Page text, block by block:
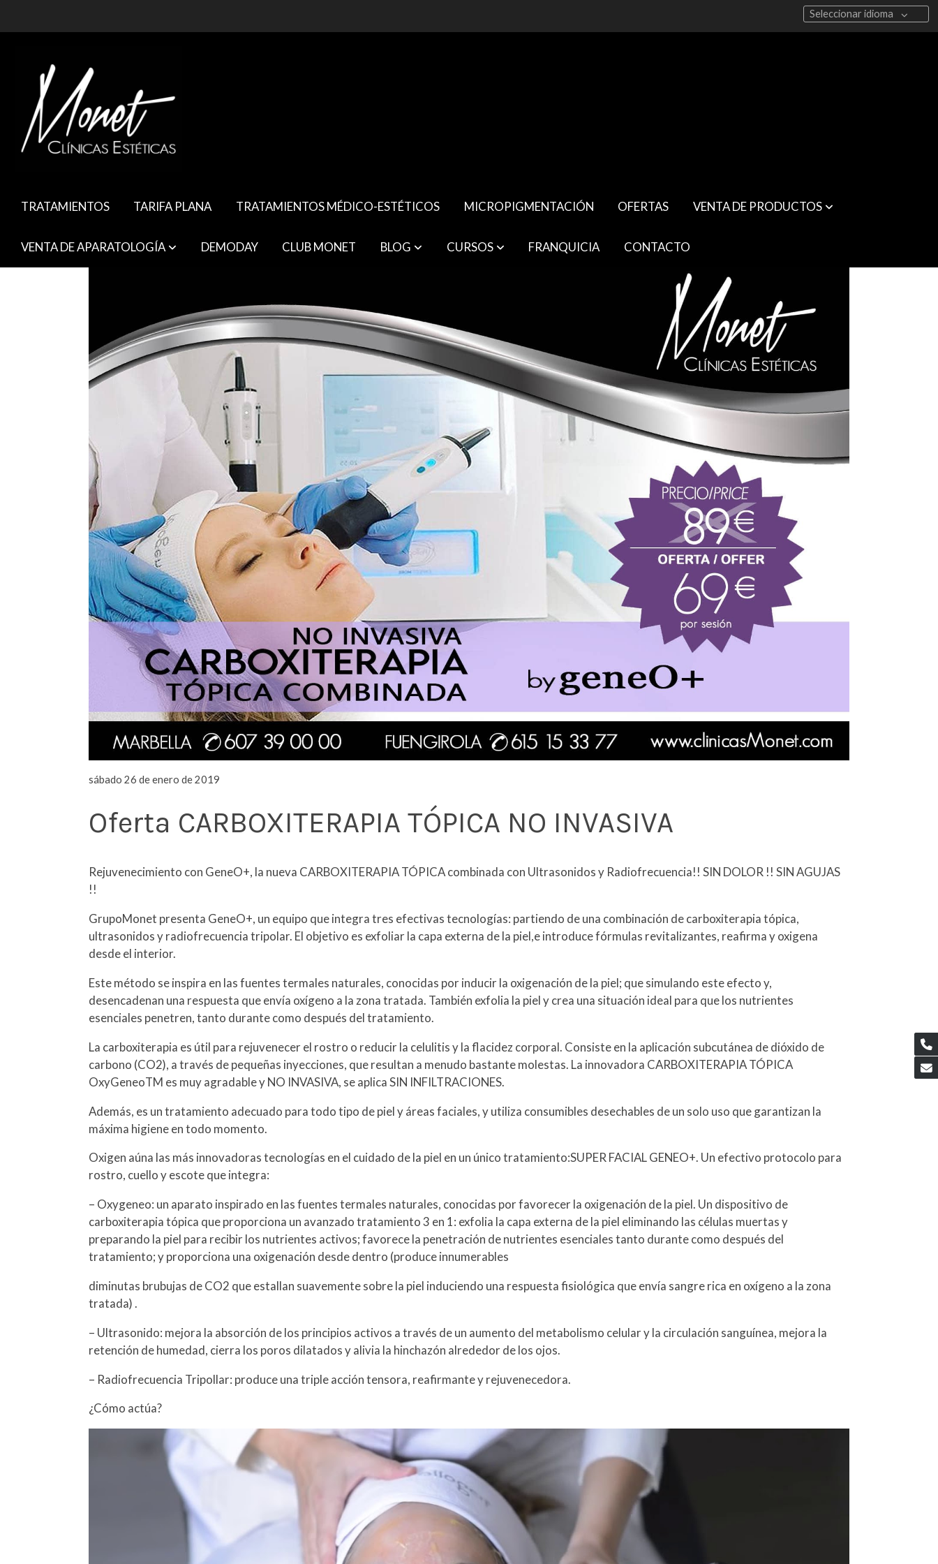
Seleccionar idioma
TRATAMIENTOS TARIFA PLANA TRATAMIENTOS MÉDICO-ESTÉTICOS MICROPIGMENTACIÓN OFERTAS VENTA DE PRODUCTOS
VENTA DE APARATOLOGÍA DEMODAY CLUB MONET BLOG CURSOS FRANQUICIA CONTACTO
sábado 26 de enero de 2019
Oferta CARBOXITERAPIA TÓPICA NO INVASIVA
Rejuvenecimiento con GeneO+, la nueva CARBOXITERAPIA TÓPICA combinada con Ultrasonidos y Radiofrecuencia!! SIN DOLOR !! SIN AGUJAS
!!
GrupoMonet presenta GeneO+, un equipo que integra tres efectivas tecnologías: partiendo de una combinación de carboxiterapia tópica,
ultrasonidos y radiofrecuencia tripolar. El objetivo es exfoliar la capa externa de la piel,e introduce fórmulas revitalizantes, reafirma y oxigena
desde el interior.
Este método se inspira en las fuentes termales naturales, conocidas por inducir la oxigenación de la piel; que simulando este efecto y,
desencadenan una respuesta que envía oxígeno a la zona tratada. También exfolia la piel y crea una situación ideal para que los nutrientes
esenciales penetren, tanto durante como después del tratamiento.
La carboxiterapia es útil para rejuvenecer el rostro o reducir la celulitis y la flacidez corporal. Consiste en la aplicación subcutánea de dióxido de
carbono (CO2), a través de pequeñas inyecciones, que resultan a menudo bastante molestas. La innovadora CARBOXITERAPIA TÓPICA
OxyGeneoTM es muy agradable y NO INVASIVA, se aplica SIN INFILTRACIONES.
Además, es un tratamiento adecuado para todo tipo de piel y áreas faciales, y utiliza consumibles desechables de un solo uso que garantizan la
máxima higiene en todo momento.
Oxigen aúna las más innovadoras tecnologías en el cuidado de la piel en un único tratamiento:SUPER FACIAL GENEO+. Un efectivo protocolo para
rostro, cuello y escote que integra:
– Oxygeneo: un aparato inspirado en las fuentes termales naturales, conocidas por favorecer la oxigenación de la piel. Un dispositivo de
carboxiterapia tópica que proporciona un avanzado tratamiento 3 en 1: exfolia la capa externa de la piel eliminando las células muertas y
preparando la piel para recibir los nutrientes activos; favorece la penetración de nutrientes esenciales tanto durante como después del
tratamiento; y proporciona una oxigenación desde dentro (produce innumerables
diminutas brubujas de CO2 que estallan suavemente sobre la piel induciendo una respuesta fisiológica que envía sangre rica en oxígeno a la zona
tratada) .
– Ultrasonido: mejora la absorción de los principios activos a través de un aumento del metabolismo celular y la circulación sanguínea, mejora la
retención de humedad, cierra los poros dilatados y alivia la hinchazón alrededor de los ojos.
– Radiofrecuencia Tripollar: produce una triple acción tensora, reafirmante y rejuvenecedora.
¿Cómo actúa?